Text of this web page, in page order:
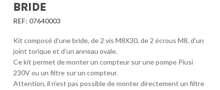
BRIDE
REF: 07640003
Kit composé d’une bride, de 2 vis M8X30, de 2 écrous M8, d’un
joint torique et d’un anneau ovale.
Ce kit permet de monter un compteur sur une pompe Piusi
230V ou un filtre sur un compteur.
Attention, il n’est pas possible de monter directement un filtre